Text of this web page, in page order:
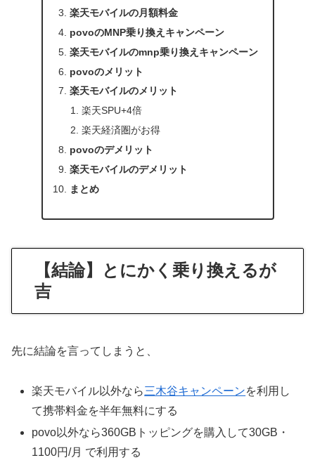
楽天モバイルの月額料金
povoのMNP乗り換えキャンペーン
楽天モバイルのmnp乗り換えキャンペーン
povoのメリット
楽天モバイルのメリット
楽天SPU+4倍
楽天経済圏がお得
povoのデメリット
楽天モバイルのデメリット
まとめ
【結論】とにかく乗り換えるが
吉
先に結論を言ってしまうと、
楽天モバイル以外なら三木谷キャンペーンを利用し
て携帯料金を半年無料にする
povo以外なら360GBトッピングを購入して30GB・
1100円/月 で利用する